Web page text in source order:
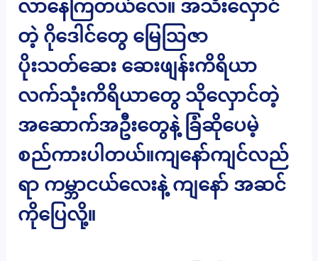
လာနေကြတယ်လေ။ အသီးလှောင်
တဲ့ ဂိုဒေါင်တွေ မြေဩဇာ
ပိုးသတ်ဆေး ဆေးဖျန်းကိရိယာ
လက်သုံးကိရိယာတွေ သိုလှောင်တဲ့
အဆောက်အဦးတွေနဲ့ ခြံဆိုပေမဲ့
စည်ကားပါတယ်။ကျနော်ကျင်လည်
ရာ ကမ္ဘာငယ်လေးနဲ့ ကျနော် အဆင်
ကိုပြေလို့။